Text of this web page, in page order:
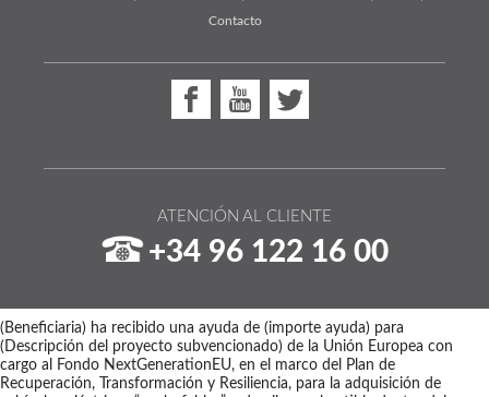
Contacto
ATENCIÓN AL CLIENTE
+34 96 122 16 00
(Beneficiaria) ha recibido una ayuda de (importe ayuda) para
(Descripción del proyecto subvencionado) de la Unión Europea con
cargo al Fondo NextGenerationEU, en el marco del Plan de
Recuperación, Transformación y Resiliencia, para la adquisición de